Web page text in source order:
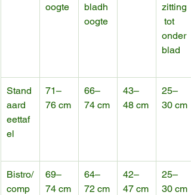
oogte
bladh
oogte
zitting
tot
onder
blad
Stand
aard
eettaf
el
71–
76 cm
66–
74 cm
43–
48 cm
25–
30 cm
Bistro/
comp
69–
74 cm
64–
72 cm
42–
47 cm
25–
30 cm